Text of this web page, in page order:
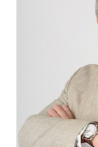
*
Guarda
este
comente.
Este sitio